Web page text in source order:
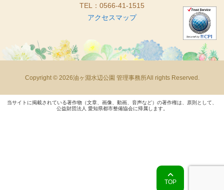
TEL：0566-41-1515
アクセスマップ
Copyright © 2026油ヶ淵水辺公園 管理事務所All rights Reserved.
当サイトに掲載されている著作物（文章、画像、動画、音声など）の著作権は、原則として、
公益財団法人 愛知県都市整備協会に帰属します。
TOP